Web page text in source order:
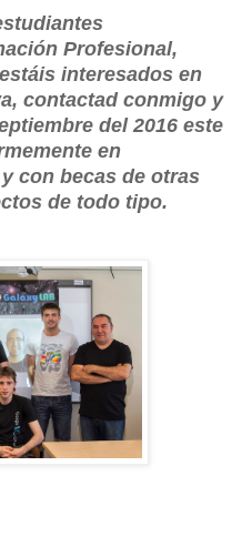
Profesional,
interesados en
contactad conmigo y
del 2016 este
en
con becas de otras
de todo tipo.